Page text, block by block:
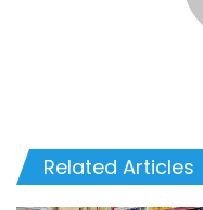
Related Articles